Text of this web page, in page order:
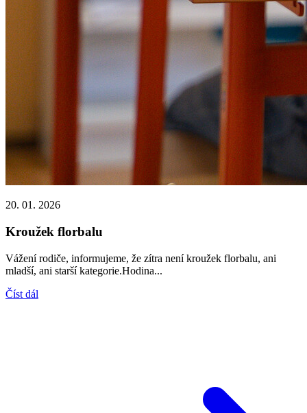
20. 01. 2026
Kroužek florbalu
Vážení rodiče, informujeme, že zítra není kroužek florbalu, ani
mladší, ani starší kategorie.Hodina...
Číst dál